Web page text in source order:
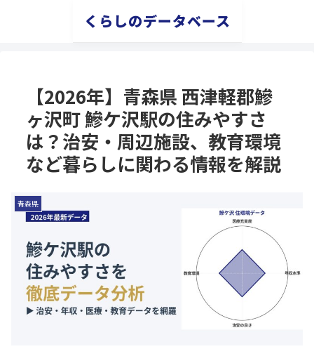
くらしのデータベース
【2026年】青森県 西津軽郡鰺
ヶ沢町 鰺ケ沢駅の住みやすさ
は？治安・周辺施設、教育環境
など暮らしに関わる情報を解説
青森県